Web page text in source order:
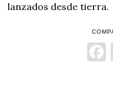
lanzados desde tierra.